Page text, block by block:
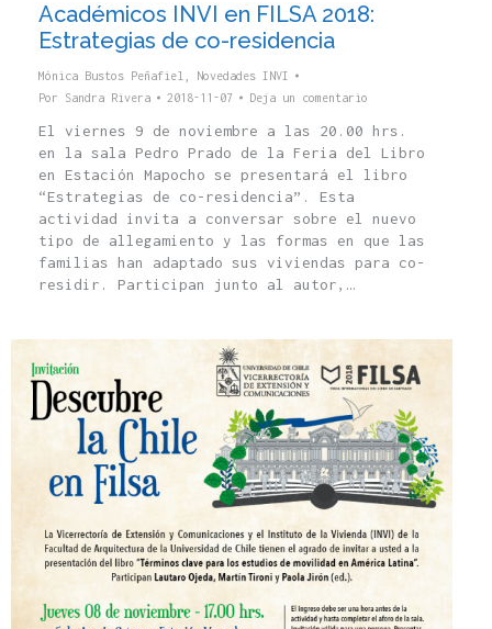
Académicos INVI en FILSA 2018:
Estrategias de co-residencia
Mónica Bustos Peñafiel
Novedades INVI
Por Sandra Rivera 2018-11-07 Deja un comentario
El viernes 9 de noviembre a las 20.00 hrs.
en la sala Pedro Prado de la Feria del Libro
en Estación Mapocho se presentará el libro
“Estrategias de co-residencia”. Esta
actividad invita a conversar sobre el nuevo
tipo de allegamiento y las formas en que las
familias han adaptado sus viviendas para co-
residir. Participan junto al autor,…